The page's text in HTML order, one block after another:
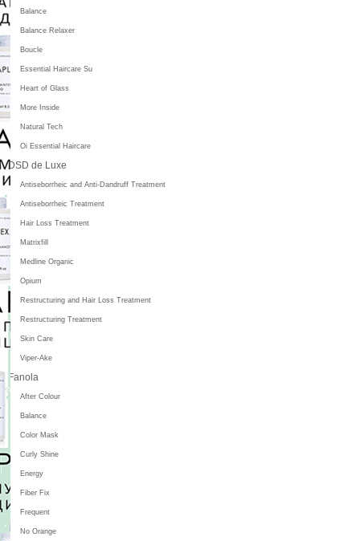
Balance
Balance Relaxer
Boucle
Essential Haircare Su
Heart of Glass
More Inside
Natural Tech
Oi Essential Haircare
DSD de Luxe
Antiseborrheic and Anti-Dandruff Treatment
Antiseborrheic Treatment
Hair Loss Treatment
Matrixfill
Medline Organic
Opium
Restructuring and Hair Loss Treatment
Restructuring Treatment
Skin Care
Viper-Ake
Fanola
After Colour
Balance
Color Mask
Curly Shine
Energy
Fiber Fix
Frequent
No Orange